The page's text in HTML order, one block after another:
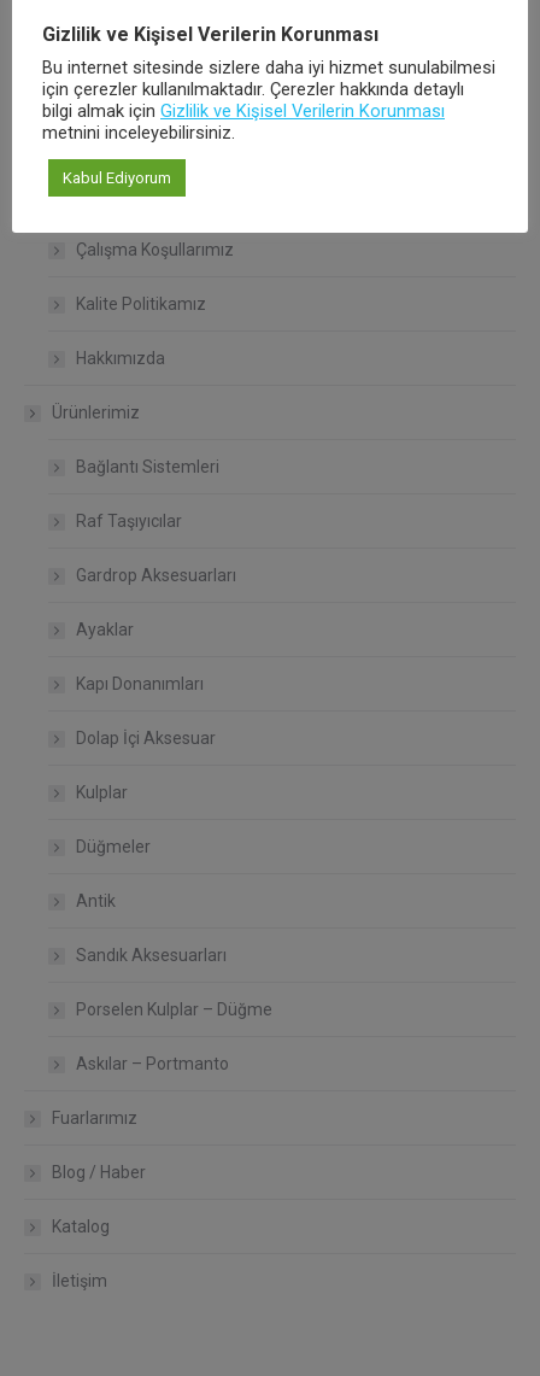
Ürünlerimiz
Ana Sayfa
Kurumsal
Çalışma Koşullarımız
Kalite Politikamız
Hakkımızda
Ürünlerimiz
Bağlantı Sistemleri
Raf Taşıyıcılar
Gardrop Aksesuarları
Ayaklar
Kapı Donanımları
Dolap İçi Aksesuar
Kulplar
Düğmeler
Antik
Sandık Aksesuarları
Porselen Kulplar – Düğme
Askılar – Portmanto
Fuarlarımız
Blog / Haber
Katalog
İletişim
Gizlilik ve Kişisel Verilerin Korunması
Bu internet sitesinde sizlere daha iyi hizmet sunulabilmesi
için çerezler kullanılmaktadır. Çerezler hakkında detaylı
bilgi almak için Gizlilik ve Kişisel Verilerin Korunması
metnini inceleyebilirsiniz.
Kabul Ediyorum